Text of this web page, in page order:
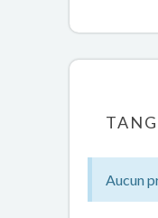
Aucun